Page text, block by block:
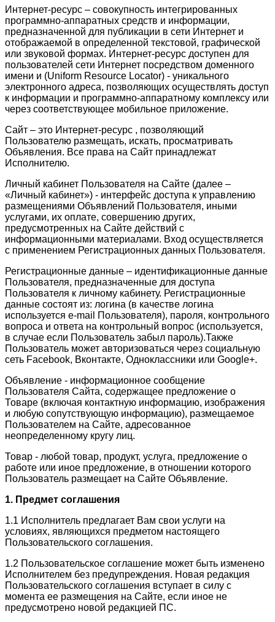
Интернет-ресурс – совокупность интегрированных
программно-аппаратных средств и информации,
предназначенной для публикации в сети Интернет и
отображаемой в определенной текстовой, графической
или звуковой формах. Интернет-ресурс доступен для
пользователей сети Интернет посредством доменного
имени и (Uniform Resource Locator) - уникального
электронного адреса, позволяющих осуществлять доступ
к информации и программно-аппаратному комплексу или
через соответствующее мобильное приложение.
Сайт – это Интернет-ресурс , позволяющий
Пользователю размещать, искать, просматривать
Объявления. Все права на Сайт принадлежат
Исполнителю.
Личный кабинет Пользователя на Сайте (далее –
«Личный кабинет») - интерфейс доступа к управлению
размещениями Объявлений Пользователя, иными
услугами, их оплате, совершению других,
предусмотренных на Сайте действий с
информационными материалами. Вход осуществляется
с применением Регистрационных данных Пользователя.
Регистрационные данные – идентификационные данные
Пользователя, предназначенные для доступа
Пользователя к личному кабинету. Регистрационные
данные состоят из: логина (в качестве логина
используется e-mail Пользователя), пароля, контрольного
вопроса и ответа на контрольный вопрос (используется,
в случае если Пользователь забыл пароль).Также
Пользователь может авторизоваться через социальную
сеть Facebook, Вконтакте, Одноклассники или Google+.
Объявление - информационное сообщение
Пользователя Сайта, содержащее предложение о
Товаре (включая контактную информацию, изображения
и любую сопутствующую информацию), размещаемое
Пользователем на Сайте, адресованное
неопределенному кругу лиц.
Товар - любой товар, продукт, услуга, предложение о
работе или иное предложение, в отношении которого
Пользователь размещает на Сайте Объявление.
1. Предмет соглашения
1.1 Исполнитель предлагает Вам свои услуги на
условиях, являющихся предметом настоящего
Пользовательского соглашения.
1.2 Пользовательское соглашение может быть изменено
Исполнителем без предупреждения. Новая редакция
Пользовательского соглашения вступает в силу с
момента ее размещения на Сайте, если иное не
предусмотрено новой редакцией ПС.